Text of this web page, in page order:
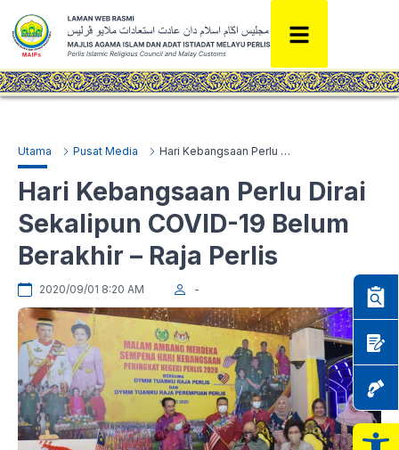
Utama Pusat Media Hari Kebangsaan Perlu Dirai Sekalipun COVID-19 Belum Berakhir – Raja Perlis
Hari Kebangsaan Perlu Dirai
Sekalipun COVID-19 Belum
Berakhir – Raja Perlis
2020/09/01 8:20 AM -